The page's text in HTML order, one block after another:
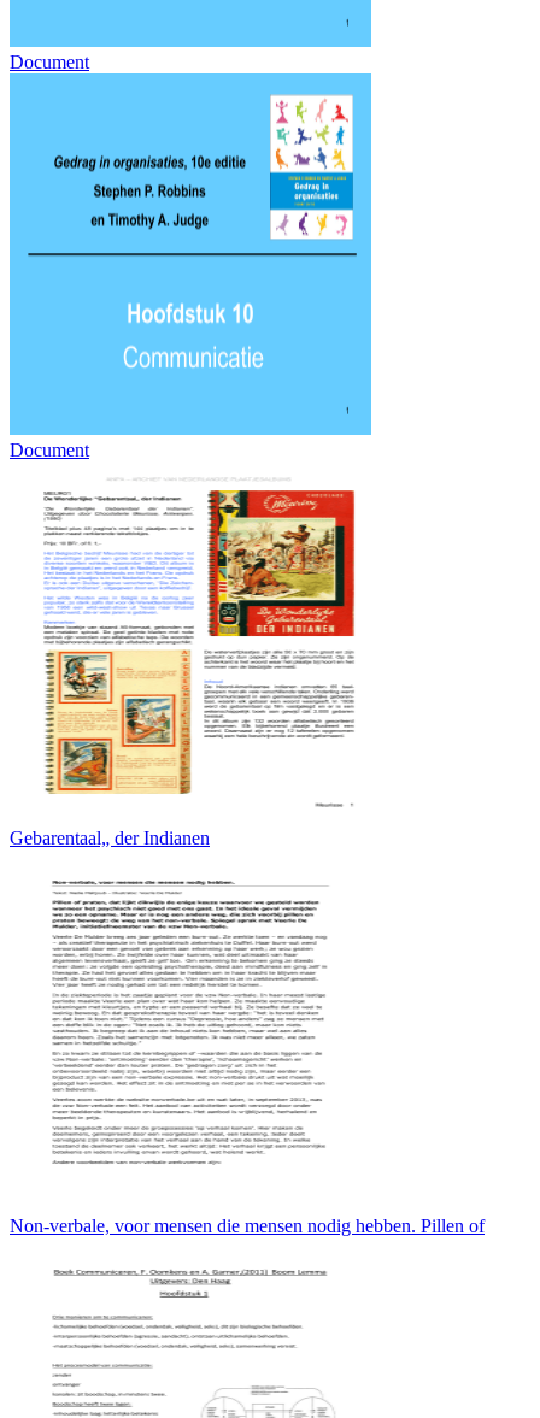
Document
Document
Gebarentaal„ der Indianen
Non-verbale, voor mensen die mensen nodig hebben. Pillen of